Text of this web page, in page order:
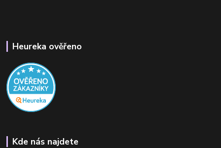
Heureka ověřeno
Kde nás najdete